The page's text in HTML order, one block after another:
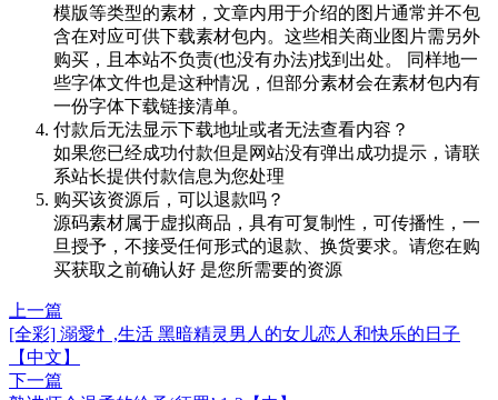
模版等类型的素材，文章内用于介绍的图片通常并不包
含在对应可供下载素材包内。这些相关商业图片需另外
购买，且本站不负责(也没有办法)找到出处。 同样地一
些字体文件也是这种情况，但部分素材会在素材包内有
一份字体下载链接清单。
付款后无法显示下载地址或者无法查看内容？
如果您已经成功付款但是网站没有弹出成功提示，请联
系站长提供付款信息为您处理
购买该资源后，可以退款吗？
源码素材属于虚拟商品，具有可复制性，可传播性，一
旦授予，不接受任何形式的退款、换货要求。请您在购
买获取之前确认好 是您所需要的资源
上一篇
[全彩] 溺愛忄,生活 黑暗精灵男人的女儿恋人和快乐的日子
【中文】
下一篇